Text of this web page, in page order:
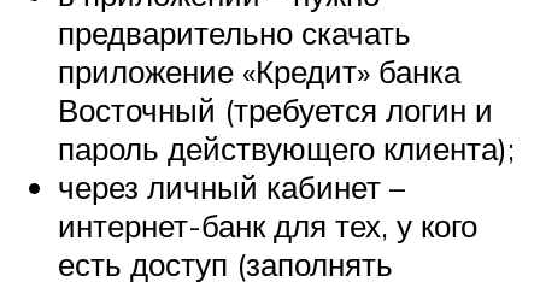
предварительно скачать
приложение «Кредит» банка
Восточный (требуется логин и
пароль действующего клиента);
через личный кабинет –
интернет-банк для тех, у кого
есть доступ (заполнять